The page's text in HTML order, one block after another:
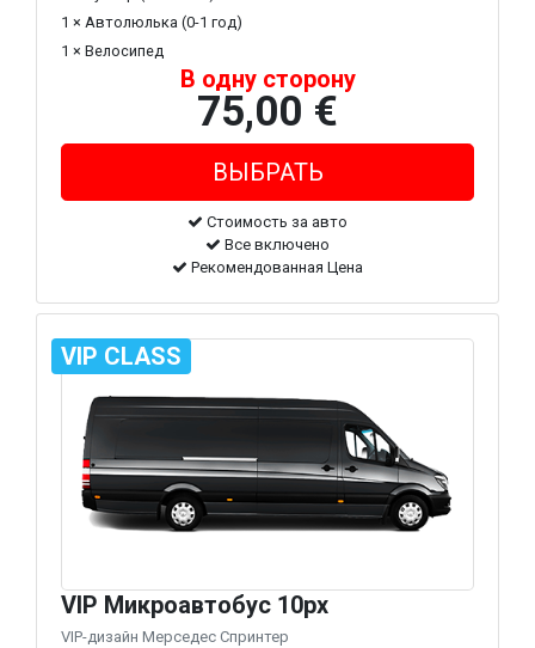
1 × Автолюлька (0-1 год)
1 × Велосипед
В одну сторону
75,00 €
Стоимость за авто
Все включено
Рекомендованная Цена
VIP CLASS
VIP Микроавтобус 10px
VIP-дизайн Мерседес Спринтер